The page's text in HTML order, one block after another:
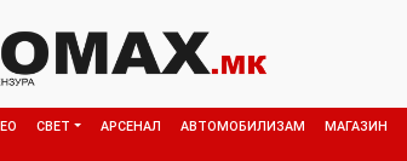
СВЕТ АРСЕНАЛ АВТОМОБИЛИЗАМ МАГАЗИН